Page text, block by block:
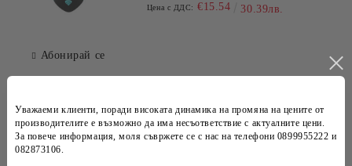
Цена с ДДС: €15.54 30.39лв.
Абонирай се
Проект "Подкрепа на микро и малки предприятия
за преодоляване на икономическите последствия
от пандемията COVID-19"
Уважаеми клиенти, поради високата динамика на промяна на цените от
производителите е възможно да има несъответствие с актуалните цени.
За повече информация, моля съвржете се с нас на телефони 0899955222 и
082873106.